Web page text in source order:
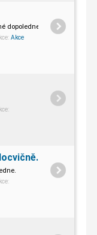
dopoledne.
Akce